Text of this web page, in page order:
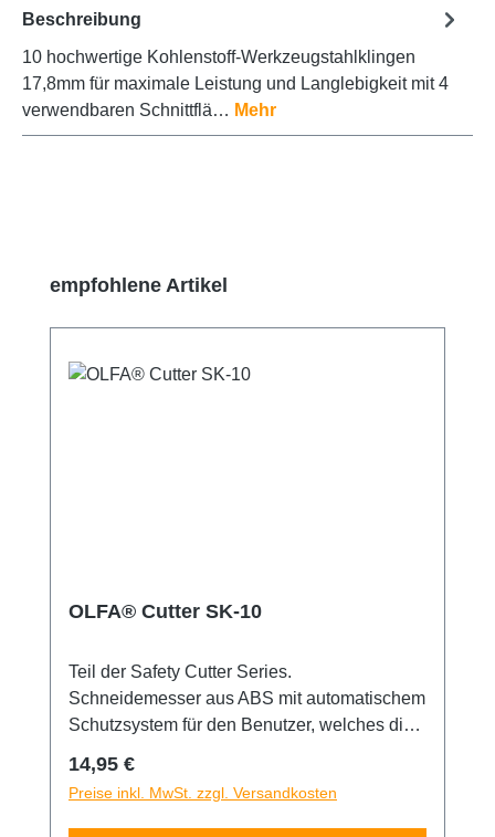
Beschreibung
10 hochwertige Kohlenstoff-Werkzeugstahlklingen
17,8mm für maximale Leistung und Langlebigkeit mit 4
verwendbaren Schnittflä… Mehr
Produktgalerie überspringen
empfohlene Artikel
OLFA® Cutter SK-10
Teil der Safety Cutter Series.
Schneidemesser aus ABS mit automatischem
Schutzsystem für den Benutzer, welches die
zum Verändern der Schnittfläche verschoben
werden . Besonders geeignet zum
Schneiden, wenn man sich selbst und den
Regulärer Preis:
14,95 €
Preise inkl. MwSt. zzgl. Versandkosten